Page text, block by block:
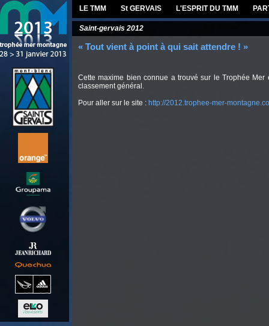
Saint-gervais 2012
« Tout vient à point à qui sait attendre ! »
Cette maxime bien connue a trouvé sur le Trophée
classement général.
Pour aller sur le site : http://2012.trophee-mer-
LE TMM St GERVAIS L'ESPRIT DU TMM